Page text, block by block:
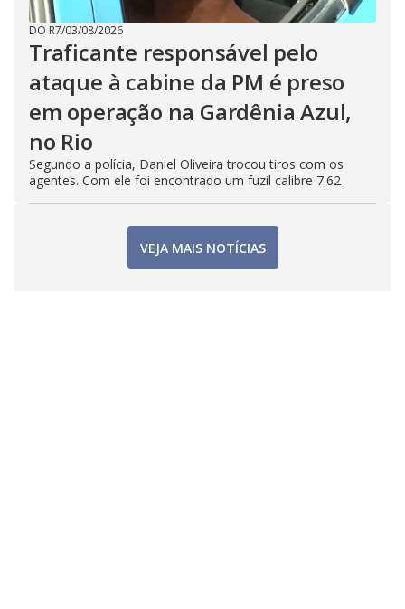
DO R7/03/08/2026
Traficante responsável pelo
ataque à cabine da PM é preso
em operação na Gardênia Azul,
no Rio
Segundo a polícia, Daniel Oliveira trocou tiros com os
agentes. Com ele foi encontrado um fuzil calibre 7.62
VEJA MAIS NOTÍCIAS